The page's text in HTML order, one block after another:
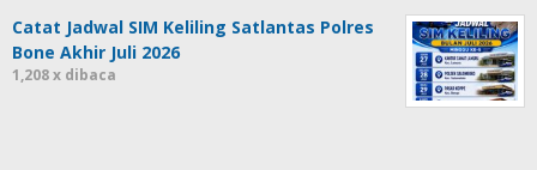
Catat Jadwal SIM Keliling Satlantas Polres
Bone Akhir Juli 2026
1,208 x dibaca